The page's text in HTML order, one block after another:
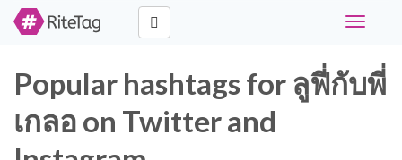
Toggle
Popular hashtags for ลูฟี่กับพี่
เกลอ on Twitter and